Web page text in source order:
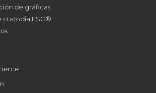
de gráficas
custodia FSC®